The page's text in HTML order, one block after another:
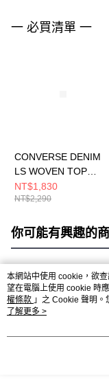
一 必買清單 一
CONVERSE DENIM
LS WOVEN TOP
DENIM BLUE 男女 長
袖襯衫 UCJ418-UHA
NT$1,830
NT$2,290
你可能有興趣的
熱門標籤
本網站中使用 cookie，欲
望在電腦上使用 cookie 時
權條款 」之 Cookie 聲明
用條款之 Cookie 聲明使用
了解更多 >